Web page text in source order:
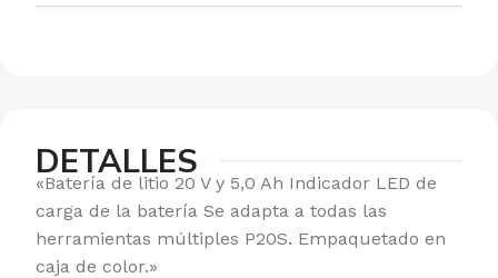
DETALLES
«Batería de litio 20 V y 5,0 Ah Indicador LED de
carga de la batería Se adapta a todas las
herramientas múltiples P20S. Empaquetado en
caja de color.»